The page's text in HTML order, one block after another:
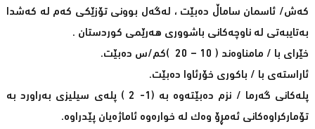
کەش/ ئاسمان ساماڵ دەبێت ، لەگەل بوونى تۆزێکى کەم لە کەشدا
بەتایبەتى لە ناوچەکانى باشوورى هەرێمى کوردستان .
خێراى با / مامناوەند ( 10 – 20 )کم/س دەبێت.
ئاراستەی با / باكوری خۆرئاوا دەبێت.
پلەکانی گەرما / نزم دەبێتەوە بە (1- 2 ) پلەى سیلیزى بەراورد بە
تۆمارکراوەکانی ئەمڕۆ وەک لە خوارەوە ئاماژەیان پێدراوە.